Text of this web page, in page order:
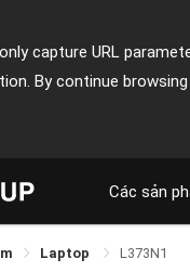
capture URL
By continue
Các sản
Laptop L373N1